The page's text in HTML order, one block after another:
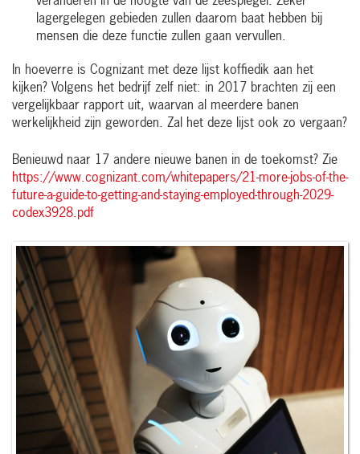
lagergelegen gebieden zullen daarom baat hebben bij
mensen die deze functie zullen gaan vervullen.
In hoeverre is Cognizant met deze lijst koffiedik aan het
kijken? Volgens het bedrijf zelf niet: in 2017 brachten zij een
vergelijkbaar rapport uit, waarvan al meerdere banen
werkelijkheid zijn geworden. Zal het deze lijst ook zo vergaan?
Benieuwd naar 17 andere nieuwe banen in de toekomst? Zie
https://www.cognizant.com/whitepapers/21-more-jobs-of-the-
future-a-guide-to-getting-and-staying-employed-through-2029-
codex3928.pdf